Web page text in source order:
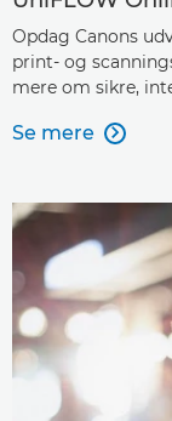
Opdag Canons
print- og
mere om sikre,
Se mere 